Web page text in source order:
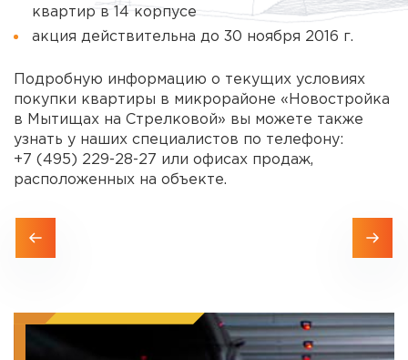
квартир в 14 корпусе
акция действительна до 30 ноября 2016 г.
Подробную информацию о текущих условиях
покупки квартиры в микрорайоне «Новостройка
в Мытищах на Стрелковой» вы можете также
узнать у наших специалистов по телефону:
+7 (495) 229-28-27 или офисах продаж,
расположенных на объекте.